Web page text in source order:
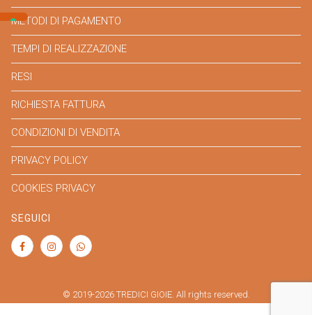
METODI DI PAGAMENTO
TEMPI DI REALIZZAZIONE
RESI
RICHIESTA FATTURA
CONDIZIONI DI VENDITA
PRIVACY POLICY
COOKIES PRIVACY
SEGUICI
© 2019-2026 TREDICI GIOIE. All rights reserved.